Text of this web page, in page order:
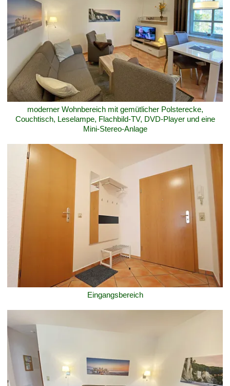
moderner Wohnbereich mit gemütlicher Polsterecke,
Couchtisch, Leselampe, Flachbild-TV, DVD-Player und eine
Mini-Stereo-Anlage
Eingangsbereich